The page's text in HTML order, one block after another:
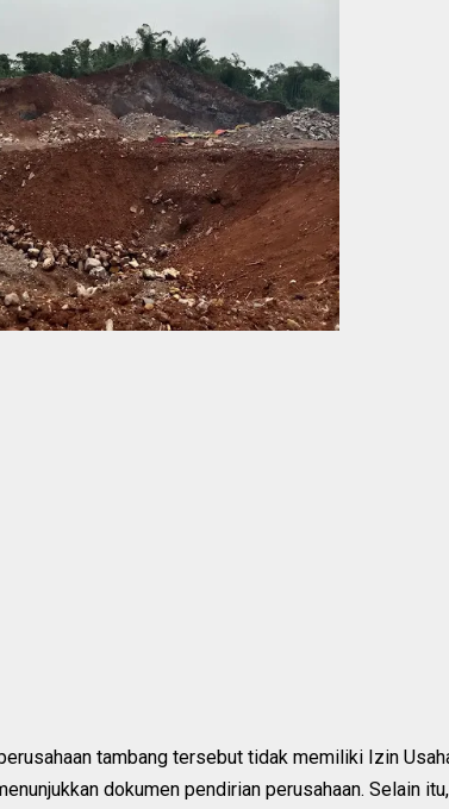
tambang tersebut tidak memiliki Izin
dokumen pendirian perusahaan. Selain